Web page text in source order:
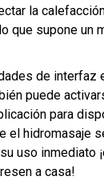
la
que supone un
de interfaz
puede
para
el hidromasaje
uso inmediato
a casa!